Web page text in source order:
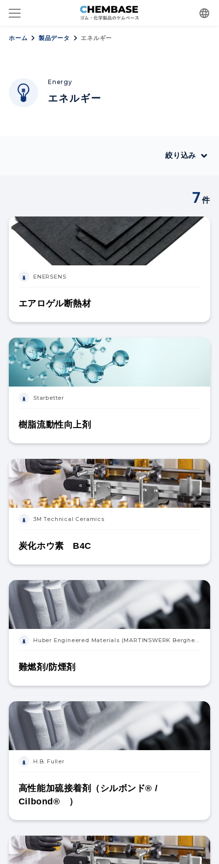
language
ホーム 製品データ エネルギー
Energy
エネルギー
絞り込み
7件
ENERSENS
エアロゲル断熱材
Starbetter
樹脂流動性向上剤
3M Technical Ceramics
炭化ホウ素 B4C
難燃剤/防煙剤
H.B. Fuller
高性能加硫接着剤（シルボンド® /
Cilbond® ）